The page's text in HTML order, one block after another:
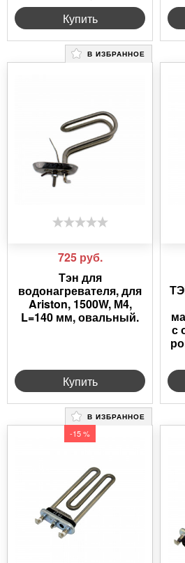
Купить
В ИЗБРАННОЕ
725 руб.
Тэн для
водонагревателя, для
Ariston, 1500W, М4,
L=140 мм, овальный.
Купить
с
В ИЗБРАННОЕ
-15 %